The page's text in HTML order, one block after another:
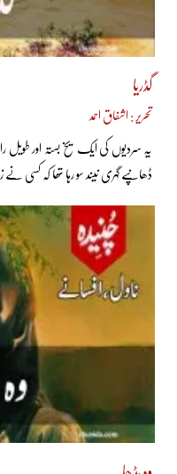
گڈریا
تحریر : اشفاق احمد
یہ سردیوں کی ایک یخ بستہ اور
ڈھانپے گہری نیند سو رہا تھا کہ کسی